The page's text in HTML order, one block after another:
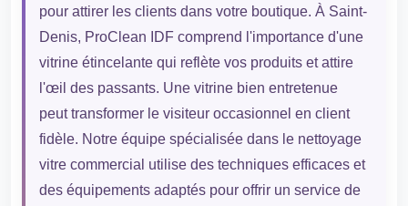
pour attirer les clients dans votre boutique. À Saint-
Denis, ProClean IDF comprend l'importance d'une
vitrine étincelante qui reflète vos produits et attire
l'œil des passants. Une vitrine bien entretenue
peut transformer le visiteur occasionnel en client
fidèle. Notre équipe spécialisée dans le nettoyage
vitre commercial utilise des techniques efficaces et
des équipements adaptés pour offrir un service de